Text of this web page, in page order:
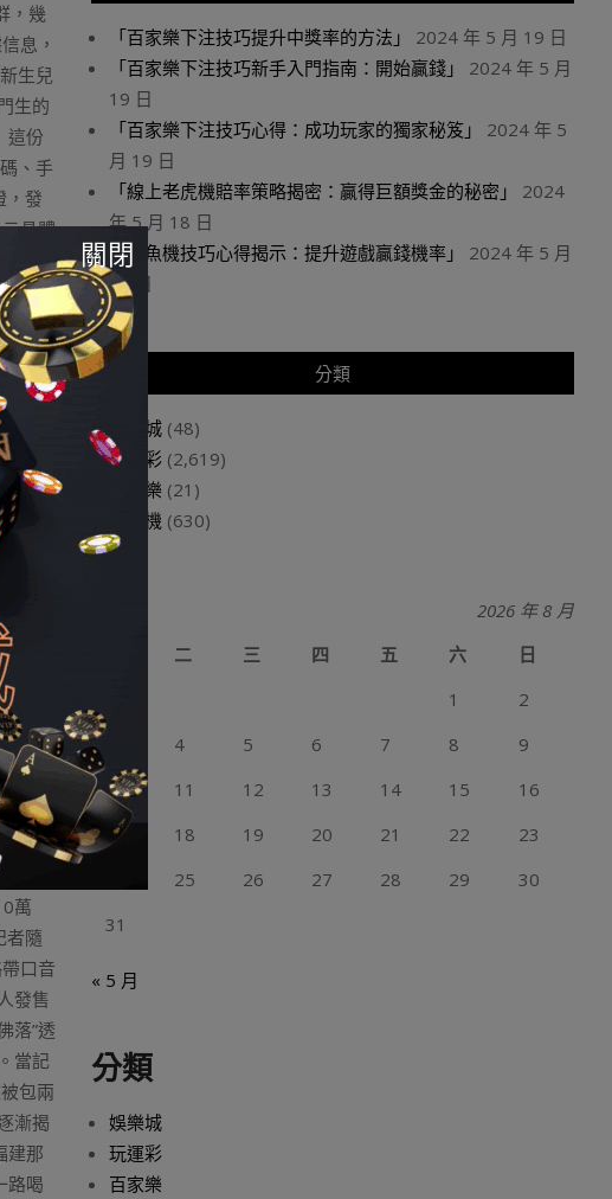
，幾
息，
生兒
生的
這份
、手
，發
具體
范步
云多
者問
記者
信
庭
卡佛
門生
在
體
某
載
網站
試
站每
由過
疑
意業
望
購買
萬
者隨
口音
發售
落”透
當記
包兩
漸揭
建那
路喝
「百家樂下注技巧提升中獎率的方法」
2024 年 5 月 19 日
「百家樂下注技巧新手入門指南：開始贏錢」
2024 年 5 月
19 日
「百家樂下注技巧心得：成功玩家的獨家秘笈」
2024 年 5
月 19 日
「線上老虎機賠率策略揭密：贏得巨額獎金的秘密」
2024
年 5 月 18 日
「捕魚機技巧心得揭示：提升遊戲贏錢機率」
2024 年 5 月
18 日
分類
娛樂城 (48)
玩運彩 (2,619)
百家樂 (21)
老虎機 (630)
2026 年 8 月
二 三 四 五 六
日
1
2
4 5 6 7 8
9
10
11 12 13 14 15
16
17
18 19 20 21 22
23
25 26 27 28 29
30
31
« 5 月
分類
娛樂城
玩運彩
百家樂
關閉